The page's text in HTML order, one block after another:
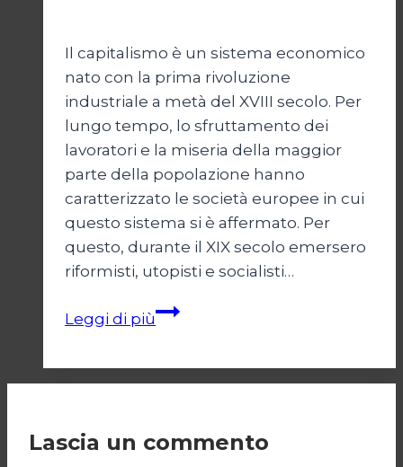
Il capitalismo è un sistema economico
nato con la prima rivoluzione
industriale a metà del XVIII secolo. Per
lungo tempo, lo sfruttamento dei
lavoratori e la miseria della maggior
parte della popolazione hanno
caratterizzato le società europee in cui
questo sistema si è affermato. Per
questo, durante il XIX secolo emersero
riformisti, utopisti e socialisti…
Leggi di piùProgressismo
del
Lascia un commento